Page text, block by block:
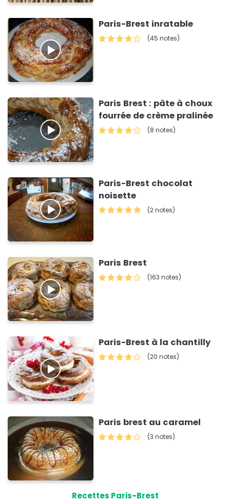
Paris-Brest inratable
(45 notes)
Paris Brest : pâte à choux
fourrée de crème pralinée
(8 notes)
Paris-Brest chocolat
noisette
(2 notes)
Paris Brest
(163 notes)
Paris-Brest à la chantilly
(20 notes)
Paris brest au caramel
(3 notes)
Recettes Paris-Brest